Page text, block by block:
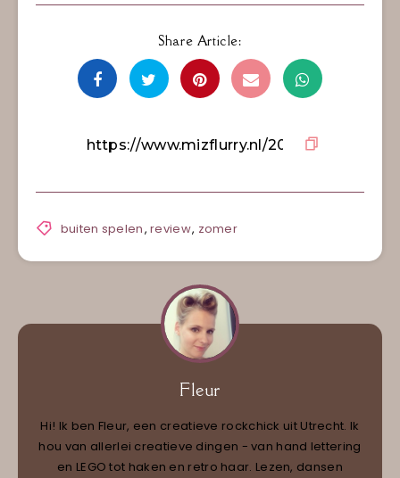
Share Article:
buiten spelen,review, zomer
Fleur
Hi! Ik ben Fleur, een creatieve rockchick uit Utrecht. Ik
hou van allerlei creatieve dingen - van hand lettering
en LEGO tot haken en retro haar. Lezen, dansen